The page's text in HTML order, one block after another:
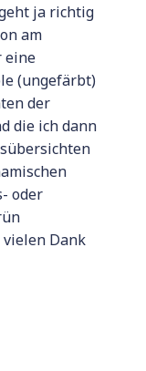
ja richtig
am
eine
(ungefärbt)
der
die ich dann
oder
vielen Dank